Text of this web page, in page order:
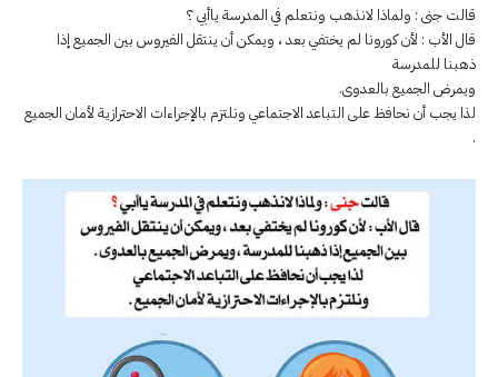
قالت جنى : ولماذا لانذهب ونتعلم في المدرسة ياأبي ؟
قال الأب : لأن كورونا لم يختفي بعد ، ويمكن أن ينتقل الفيروس بين الجميع إذا
ذهبنا للمدرسة
ويمرض الجميع بالعدوى.
لذا يجب أن نحافظ على التباعد الاجتماعي ونلتزم بالإجراءات الاحترازية لأمان الجميع
.